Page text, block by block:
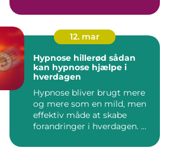
12. mar
Hypnose hillerød sådan
kan hypnose hjælpe i
hverdagen
Hypnose bliver brugt mere
og mere som en mild, men
effektiv måde at skabe
forandringer i hverdagen. ...